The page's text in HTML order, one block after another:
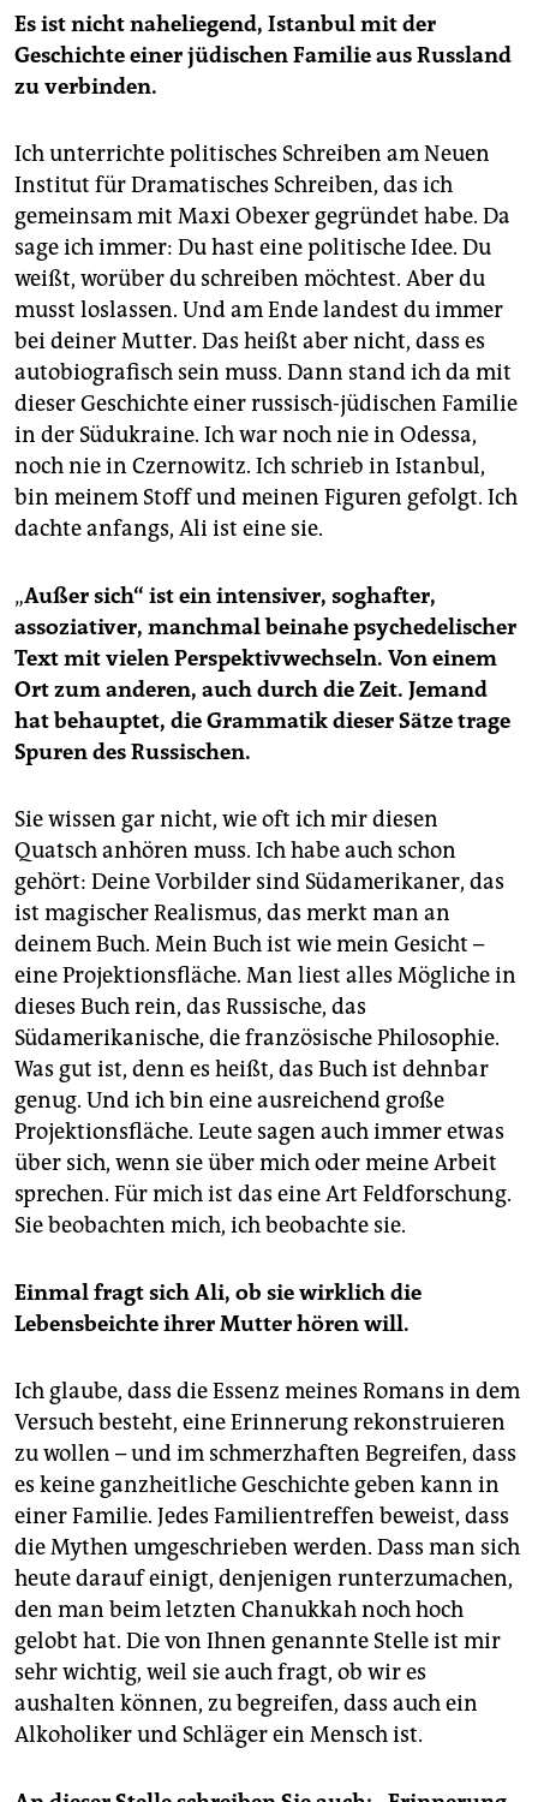
manchmal rauschhafte Züge an, springt zwischen
Orten und Zeiten, zwischen „sie“ und „er“ und „ich“. Es
macht Freude, ihr zu folgen.
Es ist nicht naheliegend, Istanbul mit der
Geschichte einer jüdischen Familie aus Russland
zu verbinden.
Ich unterrichte politisches Schreiben am Neuen
Institut für Dramatisches Schreiben, das ich
gemeinsam mit Maxi Obexer gegründet habe. Da
sage ich immer: Du hast eine politische Idee. Du
weißt, worüber du schreiben möchtest. Aber du
musst loslassen. Und am Ende landest du immer
bei deiner Mutter. Das heißt aber nicht, dass es
autobiografisch sein muss. Dann stand ich da mit
dieser Geschichte einer russisch-jüdischen Familie
in der Südukraine. Ich war noch nie in Odessa,
noch nie in Czernowitz. Ich schrieb in Istanbul,
bin meinem Stoff und meinen Figuren gefolgt. Ich
dachte anfangs, Ali ist eine sie.
„Außer sich“ ist ein intensiver, soghafter,
assoziativer, manchmal beinahe psychedelischer
Text mit vielen Perspektivwechseln. Von einem
Ort zum anderen, auch durch die Zeit. Jemand
hat behauptet, die Grammatik dieser Sätze trage
Spuren des Russischen.
Sie wissen gar nicht, wie oft ich mir diesen
Quatsch anhören muss. Ich habe auch schon
gehört: Deine Vor­bilder sind Südamerikaner, das
ist magischer Realismus, das merkt man an
deinem Buch. Mein Buch ist wie mein Gesicht –
eine Projektionsfläche. Man liest ­alles Mögliche in
dieses Buch rein, das ­Russische, das
Südamerikanische, die französische Philosophie.
Was gut ist, denn es heißt, das Buch ist dehnbar
genug. Und ich bin eine ausreichend große
Projektionsfläche. Leute sagen auch immer etwas
über sich, wenn sie über mich oder meine Arbeit
sprechen. Für mich ist das eine Art Feldforschung.
Sie beobachten mich, ich beobachte sie.
Einmal fragt sich Ali, ob sie wirklich die
Lebensbeichte ihrer Mutter hören will.
Ich glaube, dass die Essenz meines Romans in dem
Versuch besteht, eine Erinnerung rekonstruieren
zu wollen – und im schmerzhaften Begreifen, dass
es keine ganzheitliche Geschichte geben kann in
einer Familie. Jedes Familientreffen beweist, dass
die Mythen umgeschrieben werden. Dass man sich
heute darauf einigt, denjenigen runterzumachen,
den man beim letzten Chanukkah noch hoch
gelobt hat. Die von Ihnen genannte Stelle ist mir
sehr wichtig, weil sie auch fragt, ob wir es
aushalten können, zu begreifen, dass auch ein
Alkoholiker und Schläger ein Mensch ist.